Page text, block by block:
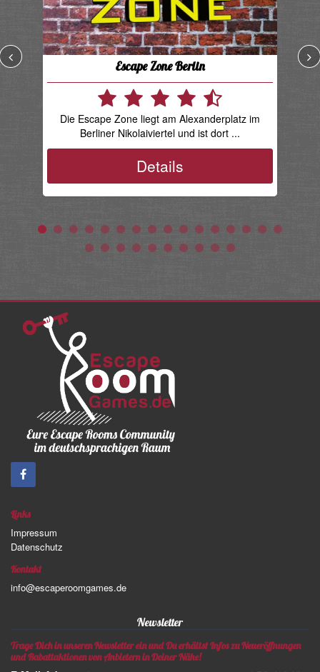
Escape Zone Berlin
Die Escape Zone liegt am Alexanderplatz im
Berliner Nikolaiviertel und ist dort ...
Details
Links
Impressum
Datenschutz
Kontakt
info@escaperoomgames.de
Newsletter
Trage Dich in unseren Newsletter ein und Du erhältst Infos zu Neueröffnungen
und Rabattaktionen von Anbietern in Deiner Nähe!